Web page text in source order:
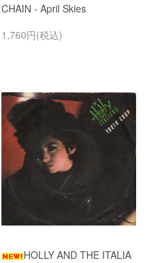
CHAIN - April Skies
1,760円(税込)
HOLLY AND THE ITALIA